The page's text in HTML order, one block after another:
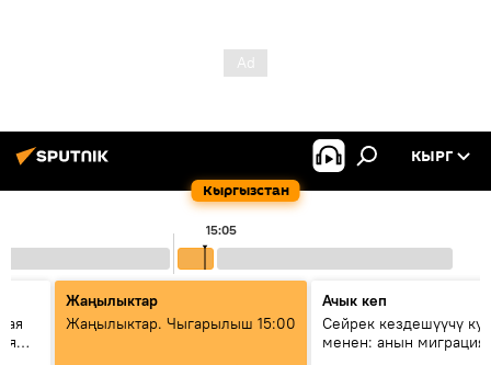
Кыргызстан
КЫРГ
15:05
Жаңылыктар
Жаңылыктар. Чыгарылыш 15:00
Ачык кеп
Сейрек кездешүүчү
менен: анын